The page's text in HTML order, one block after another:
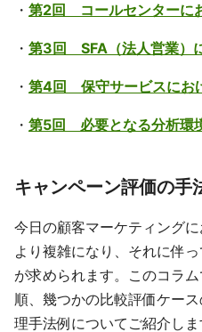
・ 第2回 コールセンターに
・ 第3回 SFA（法人営業）
・ 第4回 保守サービスにお
・ 第5回 必要となる分析環
キャンペーン評価の手
今日の顧客マーケティング
より複雑になり、それに伴
が求められます。このコラ
順、幾つかの比較評価ケー
理手法例についてご紹介しま